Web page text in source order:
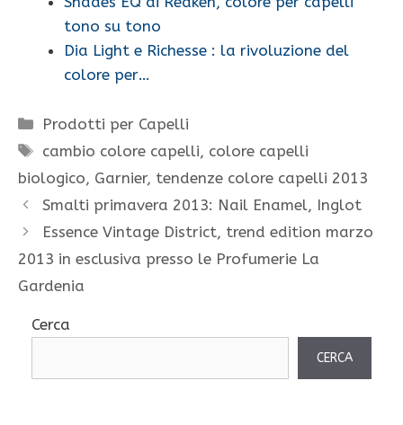
tono su tono
Dia Light e Richesse : la rivoluzione del
colore per…
Categorie
Prodotti per Capelli
Tag
cambio colore capelli, colore capelli
biologico, Garnier, tendenze colore capelli 2013
Smalti primavera 2013: Nail Enamel, Inglot
Essence Vintage District, trend edition marzo
2013 in esclusiva presso le Profumerie La
Gardenia
Cerca
CERCA